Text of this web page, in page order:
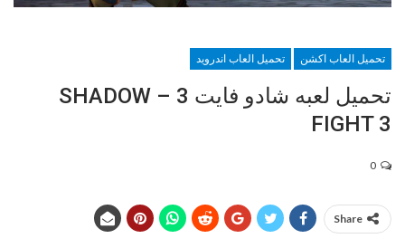
تحميل العاب اكشن تحميل العاب اندرويد
تحميل لعبه شادو فايت 3 – SHADOW
FIGHT 3
Share